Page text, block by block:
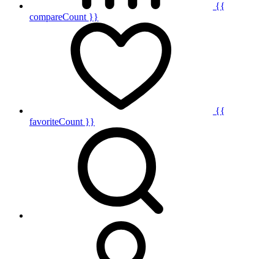
{{
compareCount }}
{{
favoriteCount }}